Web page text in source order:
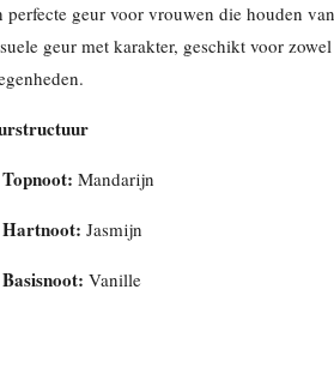
perfecte geur voor vrouwen die houden
geur met karakter, geschikt voor
Topnoot: Mandarijn
Hartnoot: Jasmijn
Basisnoot: Vanille